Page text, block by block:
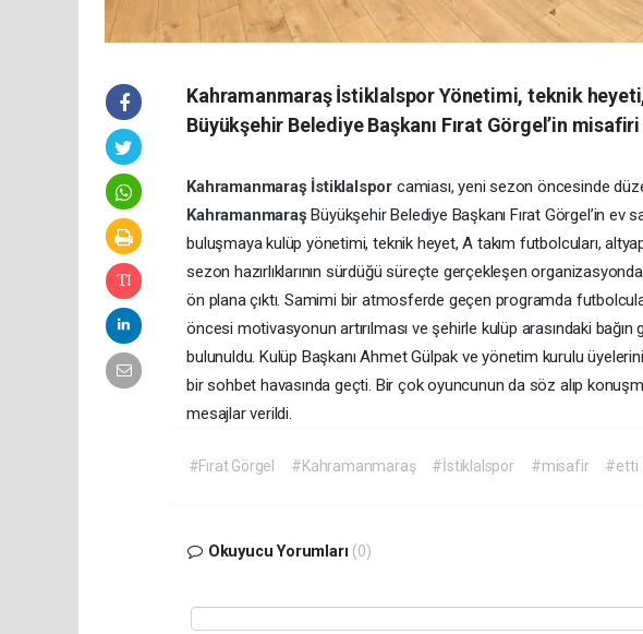
Kahramanmaraş İstiklalspor Yönetimi, teknik
Büyükşehir Belediye Başkanı Fırat Görgel’in
Kahramanmaraş İstiklalspor camiası, yeni sezon öncesinde
Kahramanmaraş Büyükşehir Belediye Başkanı Fırat Görgel’in ev
buluşmaya kulüp yönetimi, teknik heyet, A takım futbolcuları,
sezon hazırlıklarının sürdüğü süreçte gerçekleşen
ön plana çıktı. Samimi bir atmosferde geçen programda
öncesi motivasyonun artırılması ve şehirle kulüp arasındaki
bulunuldu. Kulüp Başkanı Ahmet Gülpak ve yönetim kurulu
bir sohbet havasında geçti. Bir çok oyuncunun da söz alıp
mesajlar verildi.
#Fırat Görgel #Kahramanmaraş #İstiklalspor #misafir #etti
Okuyucu Yorumları (0)